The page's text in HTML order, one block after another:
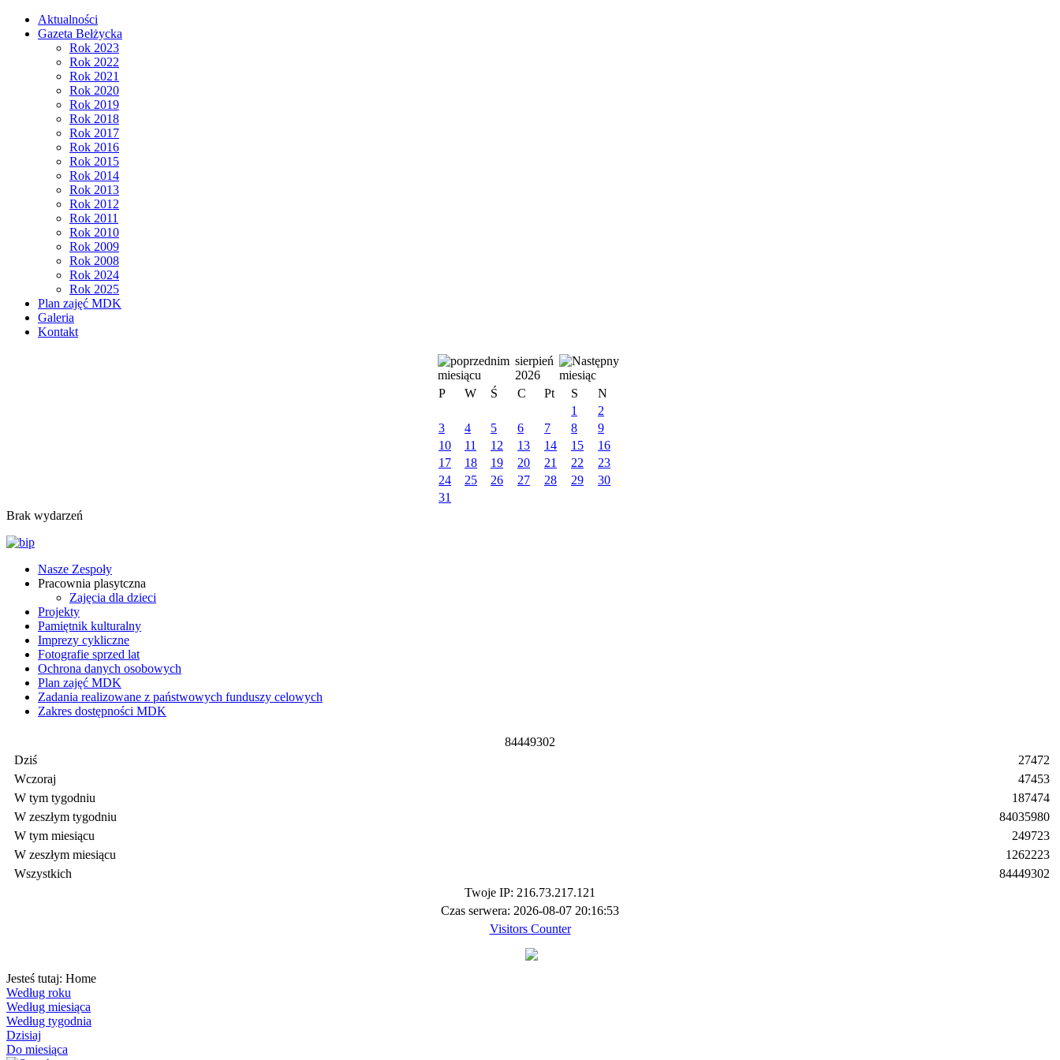
Aktualności
Gazeta Bełżycka
Rok 2023
Rok 2022
Rok 2021
Rok 2020
Rok 2019
Rok 2018
Rok 2017
Rok 2016
Rok 2015
Rok 2014
Rok 2013
Rok 2012
Rok 2011
Rok 2010
Rok 2009
Rok 2008
Rok 2024
Rok 2025
Plan zajęć MDK
Galeria
Kontakt
sierpień
2026
P
W Ś C Pt S
N
1
2
3
4 5 6 7 8
9
10
11 12 13 14 15
16
17
18 19 20 21 22
23
24
25 26 27 28 29
30
31
Brak wydarzeń
Nasze Zespoły
Pracownia plasytczna
Zajęcia dla dzieci
Projekty
Pamiętnik kulturalny
Imprezy cykliczne
Fotografie sprzed lat
Ochrona danych osobowych
Plan zajęć MDK
Zadania realizowane z państwowych funduszy celowych
Zakres dostępności MDK
84449302
Dziś
Wczoraj
W tym tygodniu
W zeszłym tygodniu
W tym miesiącu
W zeszłym miesiącu
Wszystkich
27472
47453
187474
84035980
249723
1262223
84449302
Twoje IP: 216.73.217.121
Czas serwera: 2026-08-07 20:16:53
Visitors Counter
Jesteś tutaj: Home
Według roku
Według miesiąca
Według tygodnia
Dzisiaj
Do miesiąca